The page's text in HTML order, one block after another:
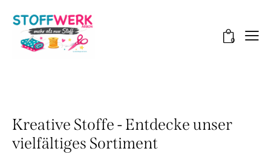
0
Kreative Stoffe - Entdecke unser
vielfältiges Sortiment